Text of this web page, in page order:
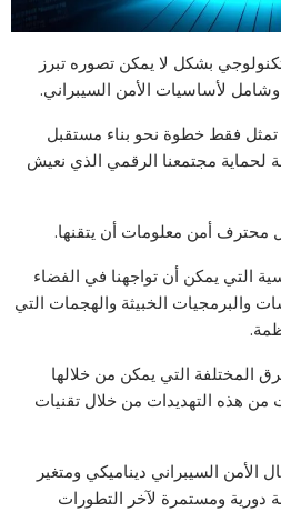
بشكل لا يمكن تصوره تبرز
لأساسيات الأمن السيبراني.
تمثل فقط خطوة نحو بناء مستقبل
مجتمعنا الرقمي الذي نعيش
أمن معلومات أن يتقنها.
التي يمكن أن تواجهنا في الفضاء
والبرمجيات الخبيثة والهجمات التي
التي يمكن من خلالها
من هذه التهديدات من خلال تقنيات
الأمن السيبراني ديناميكي ومتغير
ومستمرة لآخر التطورات